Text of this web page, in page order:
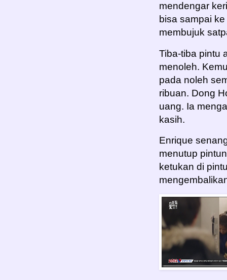
mendengar
bisa sampai
membujuk
Tiba-tiba pintu
menoleh.
pada noleh
ribuan. Dong
uang. Ia
kasih.
Enrique
menutup
ketukan di